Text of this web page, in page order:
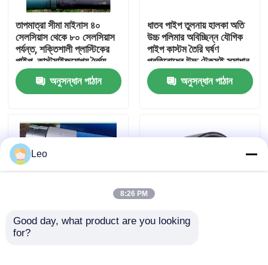
আমাদের সম্পর্কে
কারখানা ভ্রমণ
আমাদের সাথে যোগাযোগ করুন
উদ্ধৃতির জন্য আবেদন
তাপমাত্রা সীমা মাইনাস ৪০
সেলসিয়াস থেকে ৮০ সেলসিয়াস
পর্যন্ত, শক্তিশালী প্লাস্টিকের
পাইপ, কাস্টমাইজযোগ্য দৈর্ঘ্য,
তেল, গ্যাস এবং জল বিতরণ
নেটওয়ার্কের জন্য উপযুক্ত
অনুসন্ধান পাঠান
ধাতব পাইপ তুলনায় হালকা অতি
উচ্চ পলিমার অবিচ্ছিন্ন যৌগিক
পাইপ কাস্টম তৈরি ঘর্ষণ
প্রতিরোধের উচ্চ টেকসই সমাধান
অনুসন্ধান পাঠান
তাপমাত্রা সীমা মাইনাস ৪০
Leo
8:26 PM
Good day, what product are you looking
for?